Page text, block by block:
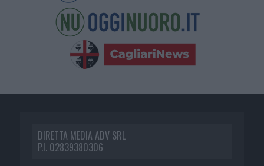
DIRETTA MEDIA ADV SRL
P.I. 02839380306